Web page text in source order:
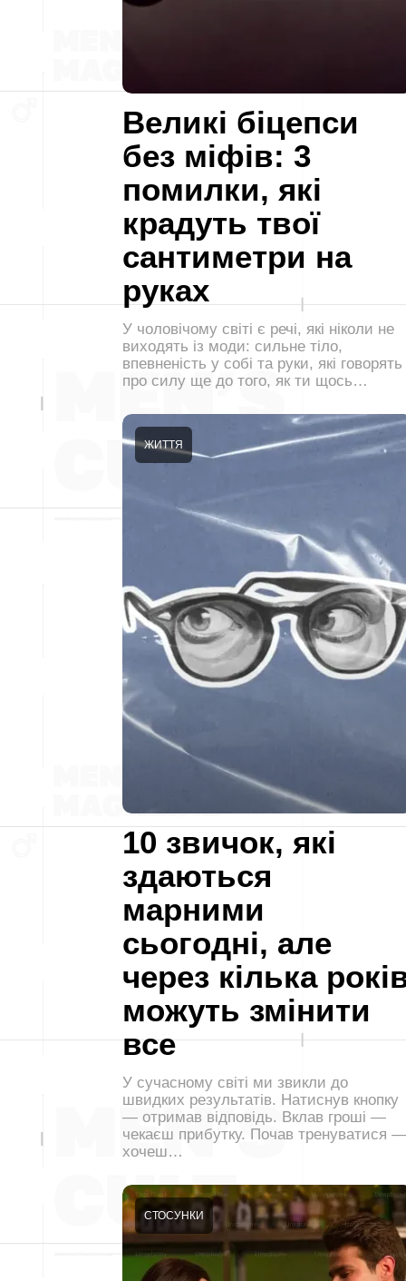
Великі біцепси
без міфів: 3
помилки, які
крадуть твої
сантиметри на
руках
У чоловічому світі є речі, які ніколи не
виходять із моди: сильне тіло,
впевненість у собі та руки, які говорять
про силу ще до того, як ти щось…
10 звичок, які
здаються
марними
сьогодні, але
через кілька
можуть змінити
все
ЖИТТЯ
У сучасному світі ми звикли до
швидких результатів. Натиснув кнопку
— отримав відповідь. Вклав гроші —
чекаєш прибутку. Почав тренуватися —
хочеш…
СТОСУНКИ